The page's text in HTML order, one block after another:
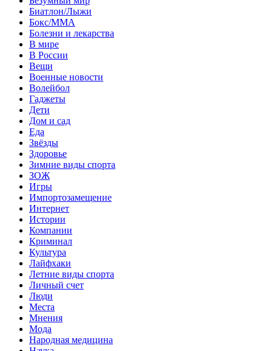
Биатлон/Лыжи
Бокс/MMA
Болезни и лекарства
В мире
В России
Вещи
Военные новости
Волейбол
Гаджеты
Дети
Дом и сад
Еда
Звёзды
Здоровье
Зимние виды спорта
ЗОЖ
Игры
Импортозамещение
Интернет
Истории
Компании
Криминал
Культура
Лайфхаки
Летние виды спорта
Личный счет
Люди
Места
Мнения
Мода
Народная медицина